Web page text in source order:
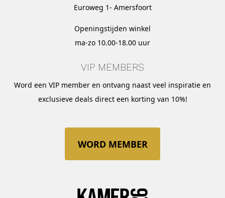
Euroweg 1- Amersfoort
Openingstijden winkel
ma-zo 10.00-18.00 uur
VIP MEMBERS
Word een VIP member en ontvang naast veel inspiratie en
exclusieve deals direct een korting van 10%!
WORD MEMBER